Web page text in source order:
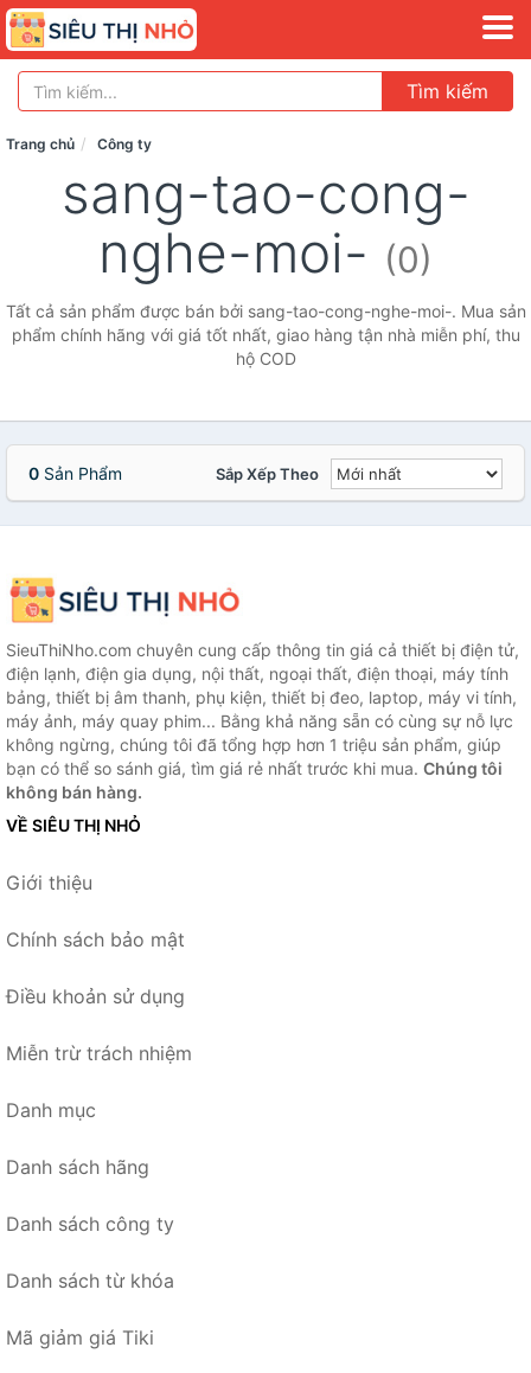
Tìm kiếm
Trang chủ Công ty
sang-tao-cong-
nghe-moi- (0)
Tất cả sản phẩm được bán bởi sang-tao-cong-nghe-moi-. Mua sản
phẩm chính hãng với giá tốt nhất, giao hàng tận nhà miễn phí, thu
hộ COD
0 Sản Phẩm Sắp Xếp Theo
SieuThiNho.com chuyên cung cấp thông tin giá cả thiết bị điện tử,
điện lạnh, điện gia dụng, nội thất, ngoại thất, điện thoại, máy tính
bảng, thiết bị âm thanh, phụ kiện, thiết bị đeo, laptop, máy vi tính,
máy ảnh, máy quay phim... Bằng khả năng sẵn có cùng sự nỗ lực
không ngừng, chúng tôi đã tổng hợp hơn 1 triệu sản phẩm, giúp
bạn có thể so sánh giá, tìm giá rẻ nhất trước khi mua. Chúng tôi
không bán hàng.
VỀ SIÊU THỊ NHỎ
Giới thiệu
Chính sách bảo mật
Điều khoản sử dụng
Miễn trừ trách nhiệm
Danh mục
Danh sách hãng
Danh sách công ty
Danh sách từ khóa
Mã giảm giá Tiki